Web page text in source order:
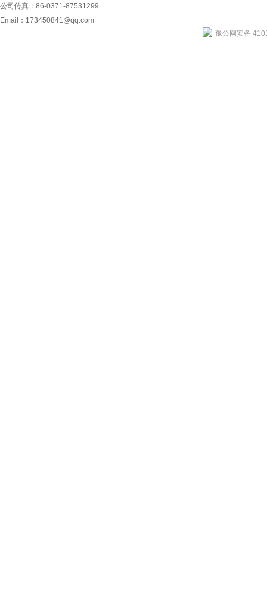
公司传真：86-0371-87531299
Email： 173450841@qq.com
豫公网安备